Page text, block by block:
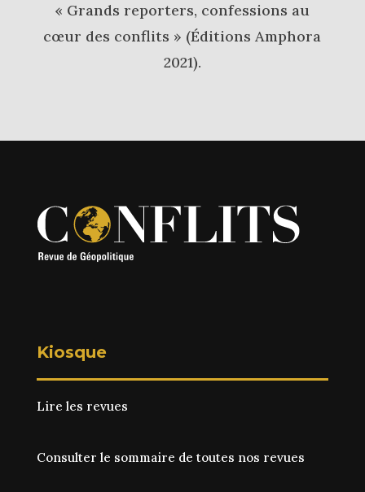
« Grands reporters, confessions au
cœur des conflits » (Éditions Amphora
2021).
Kiosque
Lire les revues
Consulter le sommaire de toutes nos revues